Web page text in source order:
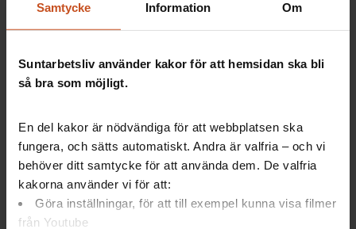
Samtycke Information Om
Suntarbetsliv använder kakor för att hemsidan ska bli
så bra som möjligt.
En del kakor är nödvändiga för att webbplatsen ska
fungera, och sätts automatiskt. Andra är valfria – och vi
behöver ditt samtycke för att använda dem. De valfria
kakorna använder vi för att:
Göra inställningar, för att till exempel kunna visa filmer
från Youtube
Suntarbetslivs verktyg Prehabguiden vägleder i hela
processen vid arbetsanpassning och rehabilitering.
Medarbetare
Klicka här för att utforska verktyget.
Prehabguiden innehåller ettavsnitt om Smärta.
Läs om tidiga signaler på belastningsskador, vad som
kan orsaka smärta och hur ni kan arbeta förbyggande
på arbetsplatsen.